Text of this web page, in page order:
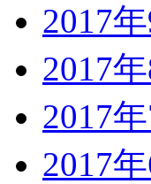
2017年
2017年
2017年
2017年